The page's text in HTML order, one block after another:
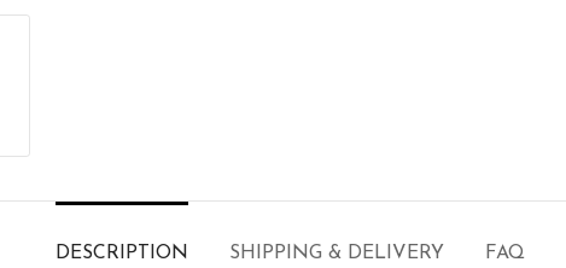
DESCRIPTION SHIPPING & DELIVERY FAQ